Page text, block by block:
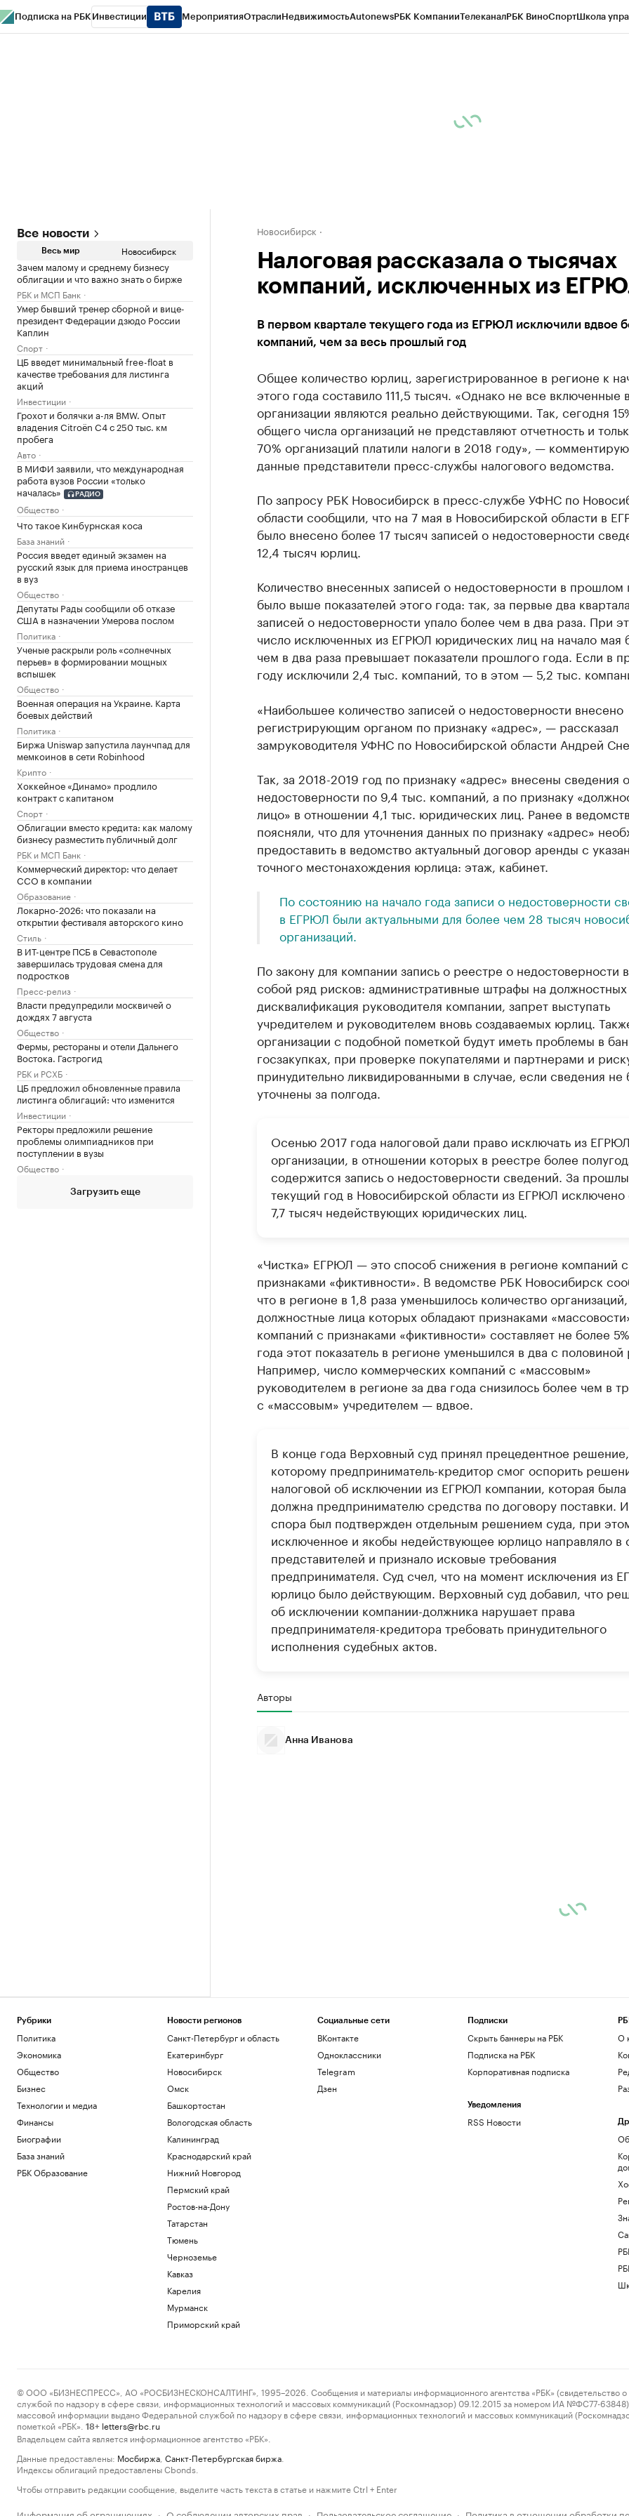
Подписка на РБК Инвестиции МероприятияОтраслиНедвижимостьAutonewsРБК КомпанииТелеканалРБК ВиноСпортШкола
Все новости
Весь мир Новосибирск
Зачем малому и среднему бизнесу
облигации и что важно знать о бирже
РБК и МСП Банк
Умер бывший тренер сборной и вице-
президент Федерации дзюдо России
Каплин
Спорт
ЦБ введет минимальный free-float в
качестве требования для листинга
акций
Инвестиции
Грохот и болячки а-ля BMW. Опыт
владения Citroёn C4 с 250 тыс. км
пробега
Авто
В МИФИ заявили, что международная
работа вузов России «только
началась»
РАДИО
Общество
Что такое Кинбурнская коса
База знаний
Россия введет единый экзамен на
русский язык для приема иностранцев
в вуз
Общество
Депутаты Рады сообщили об отказе
США в назначении Умерова послом
Политика
Ученые раскрыли роль «солнечных
перьев» в формировании мощных
вспышек
Общество
Военная операция на Украине. Карта
боевых действий
Политика
Биржа Uniswap запустила лаунчпад для
мемкоинов в сети Robinhood
Крипто
Хоккейное «Динамо» продлило
контракт с капитаном
Спорт
Облигации вместо кредита: как малому
бизнесу разместить публичный долг
РБК и МСП Банк
Коммерческий директор: что делает
CCO в компании
Образование
Локарно-2026: что показали на
открытии фестиваля авторского кино
Стиль
В ИТ-центре ПСБ в Севастополе
завершилась трудовая смена для
подростков
Пресс-релиз
Власти предупредили москвичей о
дождях 7 августа
Общество
Фермы, рестораны и отели Дальнего
Востока. Гастрогид
РБК и РСХБ
ЦБ предложил обновленные правила
листинга облигаций: что изменится
Инвестиции
Ректоры предложили решение
проблемы олимпиадников при
поступлении в вузы
Общество
Загрузить еще
Новосибирск
Налоговая рассказала о тысячах
компаний, исключенных из
В первом квартале текущего года из ЕГРЮЛ исключили вдвое
компаний, чем за весь прошлый год
Общее количество юрлиц, зарегистрированное в регионе к
этого года составило 111,5 тысяч. «Однако не все
организации являются реально действующими. Так, сегодня
общего числа организаций не представляют отчетность и
70% организаций платили налоги в 2018 году», —
данные представители пресс-службы налогового ведомства.
По запросу РБК Новосибирск в пресс-службе УФНС по
области сообщили, что на 7 мая в Новосибирской области в
было внесено более 17 тысяч записей о недостоверности
12,4 тысяч юрлиц.
Количество внесенных записей о недостоверности в прошлом
было выше показателей этого года: так, за первые два
записей о недостоверности упало более чем в два раза. При
число исключенных из ЕГРЮЛ юридических лиц на начало мая
чем в два раза превышает показатели прошлого года. Если в
году исключили 2,4 тыс. компаний, то в этом — 5,2 тыс.
«Наибольшее количество записей о недостоверности внесено
регистрирующим органом по признаку «адрес», — рассказал
замруководителя УФНС по Новосибирской области Андрей
Так, за 2018-2019 год по признаку «адрес» внесены сведения о
недостоверности по 9,4 тыс. компаний, а по признаку
лицо» в отношении 4,1 тыс. юридических лиц. Ранее в
поясняли, что для уточнения данных по признаку «адрес»
предоставить в ведомство актуальный договор аренды с
точного местонахождения юрлица: этаж, кабинет.
По состоянию на начало года записи о недостоверности
в ЕГРЮЛ были актуальными для более чем 28 тысяч
организаций.
По закону для компании запись о реестре о недостоверности
собой ряд рисков: административные штрафы на должностных
дисквалификация руководителя компании, запрет выступать
учредителем и руководителем вновь создаваемых юрлиц.
организации с подобной пометкой будут иметь проблемы в
госзакупках, при проверке покупателями и партнерами и
принудительно ликвидированными в случае, если сведения не
уточнены за полгода.
Осенью 2017 года налоговой дали право исключать из ЕГРЮЛ
организации, в отношении которых в реестре более
содержится запись о недостоверности сведений. За
текущий год в Новосибирской области из ЕГРЮЛ исключено
7,7 тысяч недействующих юридических лиц.
«Чистка» ЕГРЮЛ — это способ снижения в регионе компаний с
признаками «фиктивности». В ведомстве РБК Новосибирск
что в регионе в 1,8 раза уменьшилось количество организаций,
должностные лица которых обладают признаками
компаний с признаками «фиктивности» составляет не более
года этот показатель в регионе уменьшился в два с половиной
Например, число коммерческих компаний с «массовым»
руководителем в регионе за два года снизилось более чем в
с «массовым» учредителем — вдвое.
В конце года Верховный суд принял прецедентное
которому предприниматель-кредитор смог оспорить
налоговой об исключении из ЕГРЮЛ компании, которая была
должна предпринимателю средства по договору поставки.
спора был подтвержден отдельным решением суда, при
исключенное и якобы недействующее юрлицо направляло в
представителей и признало исковые требования
предпринимателя. Суд счел, что на момент исключения из
юрлицо было действующим. Верховный суд добавил, что
об исключении компании-должника нарушает права
предпринимателя-кредитора требовать принудительного
исполнения судебных актов.
Авторы
Анна Иванова
Рубрики
Политика
Экономика
Общество
Бизнес
Технологии и медиа
Финансы
Биографии
База знаний
РБК Образование
Новости регионов
Санкт-Петербург и область
Екатеринбург
Новосибирск
Омск
Башкортостан
Вологодская область
Калининград
Краснодарский край
Нижний Новгород
Пермский край
Ростов-на-Дону
Татарстан
Тюмень
Черноземье
Кавказ
Карелия
Мурманск
Приморский край
Социальные сети
ВКонтакте
Одноклассники
Telegram
Дзен
Подписки
Скрыть баннеры на РБК
Подписка на РБК
Корпоративная подписка
Уведомления
RSS Новости
О
© ООО «БИЗНЕСПРЕСС», АО «РОСБИЗНЕСКОНСАЛТИНГ», 1995–2026. Сообщения и материалы информационного агентства «РБК» (свидетельство о
службой по надзору в сфере связи, информационных технологий и массовых коммуникаций (Роскомнадзор) 09.12.2015 за номером ИА №ФС77-63848)
массовой информации выдано Федеральной службой по надзору в сфере связи, информационных технологий и массовых коммуникаций
пометкой «РБК».
18+ letters@rbc.ru
Владельцем сайта является информационное агентство «РБК».
Данные предоставлены: Мосбиржа Санкт-Петербургская биржа
Индексы облигаций предоставлены Cbonds.
Чтобы отправить редакции сообщение, выделите часть текста в статье и нажмите Ctrl + Enter